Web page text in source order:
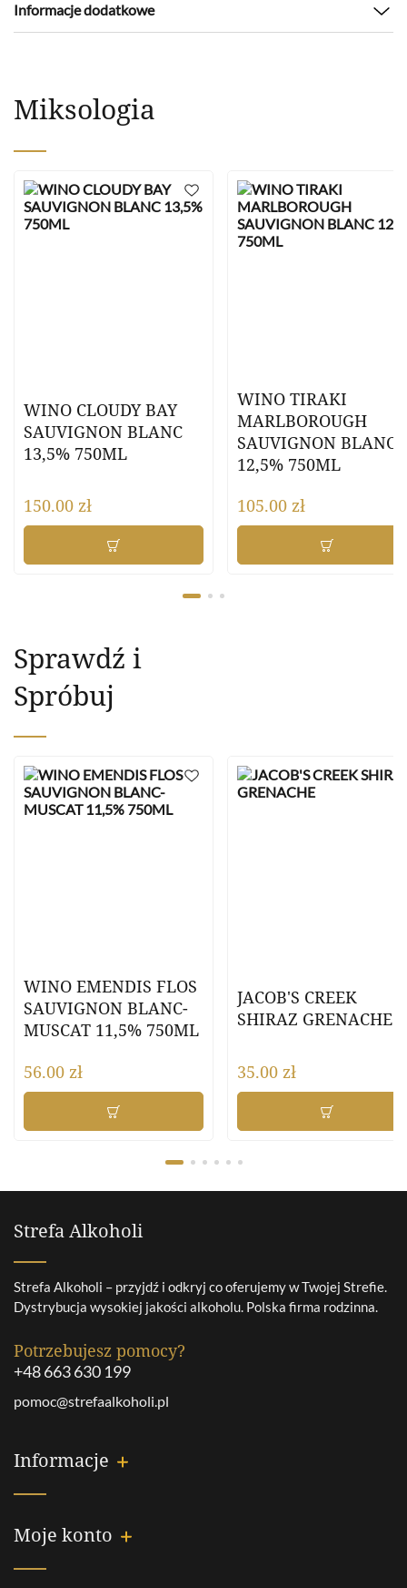
Informacje dodatkowe
Pojemność
0,75l
Szczep
Sauvignon Blanc
Miksologia
WINO CLOUDY BAY
SAUVIGNON BLANC
13,5% 750ML
150.00 zł
WINO TIRAKI
MARLBOROUGH
SAUVIGNON BLANC
12,5% 750ML
105.00 zł
Sprawdź i
Spróbuj
WINO EMENDIS FLOS
SAUVIGNON BLANC-
MUSCAT 11,5% 750ML
56.00 zł
JACOB'S CREEK
SHIRAZ GRENACHE
35.00 zł
Strefa Alkoholi
Strefa Alkoholi – przyjdź i odkryj co oferujemy w Twojej Strefie.
Dystrybucja wysokiej jakości alkoholu. Polska firma rodzinna.
Potrzebujesz pomocy?
+48 663 630 199
pomoc@strefaalkoholi.pl
Informacje
Moje konto